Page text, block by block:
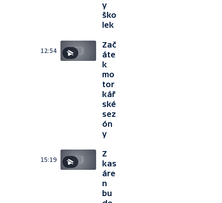
y
ško
lek
12:54
Zač
áte
k
mo
tor
kář
ské
sez
ón
y
15:19
Z
kas
áre
n
bu